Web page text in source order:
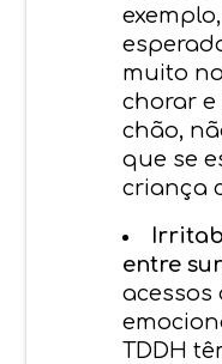
muito
chorar
chão,
que se
criança
entre
acessos
TDDH